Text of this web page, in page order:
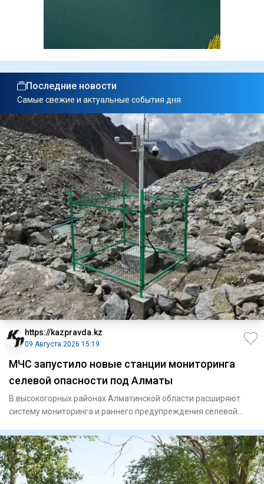
Последние новости
Самые свежие и актуальные события дня
https://kazpravda.kz
09 Августа 2026 15:19
МЧС запустило новые станции мониторинга
селевой опасности под Алматы
В высокогорных районах Алматинской области расширяют
систему мониторинга и раннего предупреждения селевой